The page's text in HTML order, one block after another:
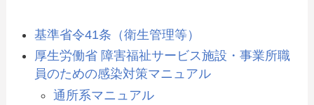
基準省令41条（衛生管理等）
厚生労働省 障害福祉サービス施設・事業所職
員のための感染対策マニュアル
通所系マニュアル